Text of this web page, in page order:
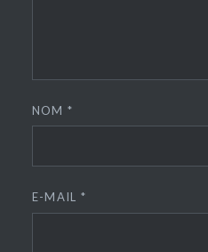
NOM*
E-MAIL *